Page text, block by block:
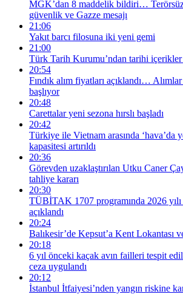
MGK’dan 8 maddelik bildiri…
güvenlik ve Gazze mesajı
21:06
Yakıt barcı filosuna iki yeni gemi
21:00
Türk Tarih Kurumu’ndan tarihi
20:54
Fındık alım fiyatları açıklandı…
başlıyor
20:48
Carettalar yeni sezona hırslı başladı
20:42
Türkiye ile Vietnam arasında
kapasitesi artırıldı
20:36
Görevden uzaklaştırılan Utku Caner
tahliye kararı
20:30
TÜBİTAK 1707 programında 2026 yılı
açıklandı
20:24
Balıkesir’de Kepsut’a Kent Lokantası
20:18
6 yıl önceki kaçak avın failleri tespit
ceza uygulandı
20:12
İstanbul İtfaiyesi’nden yangın riskine